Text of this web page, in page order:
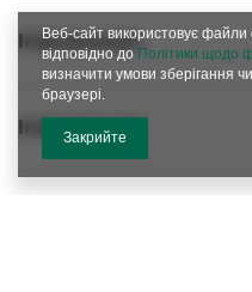
Інформація
Інформація
Веб-сайт використовує
відповідно до Політики щодо
визначити умови зберігання
браузері.
Закрийте